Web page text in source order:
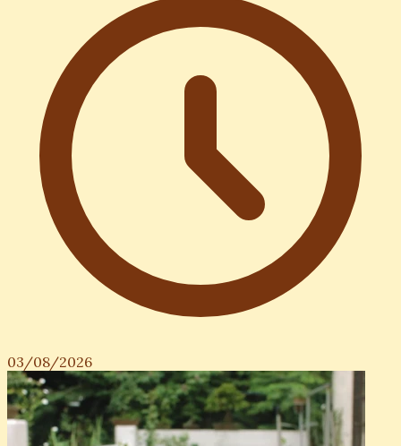
03/08/2026